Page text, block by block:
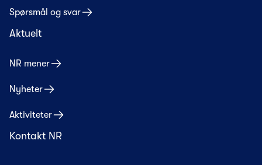
Spørsmål og svar
Aktuelt
NR mener
Nyheter
Aktiviteter
Kontakt NR